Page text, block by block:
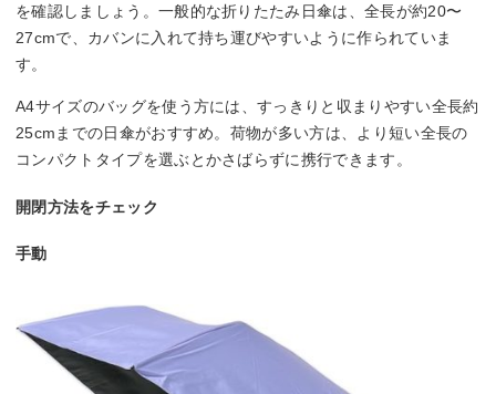
を確認しましょう。一般的な折りたたみ日傘は、全長が約20〜
27cmで、カバンに入れて持ち運びやすいように作られていま
す。
A4サイズのバッグを使う方には、すっきりと収まりやすい全長約
25cmまでの日傘がおすすめ。荷物が多い方は、より短い全長の
コンパクトタイプを選ぶとかさばらずに携行できます。
開閉方法をチェック
手動